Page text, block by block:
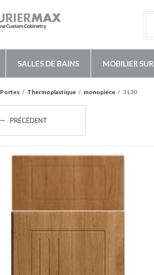
SALLES DE BAINS MOBILIER
Portes / Thermoplastique / monopièce / 3130
PRÉCÉDENT